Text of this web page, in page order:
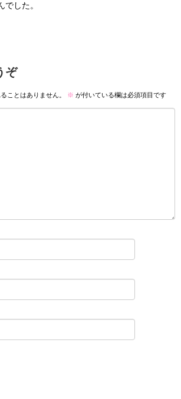
した。
ぞ
ことはありません。 ※ が付いている欄は必須項目です